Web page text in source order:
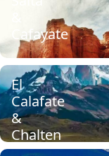
Cafayate
El
Calafate
&
Chalten